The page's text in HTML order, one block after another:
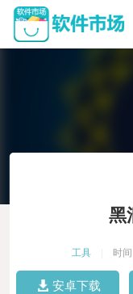
黑
工具 时
安卓下载